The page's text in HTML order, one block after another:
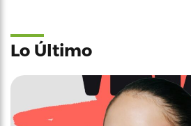
Lo Último